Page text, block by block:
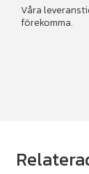
Våra
förekomma.